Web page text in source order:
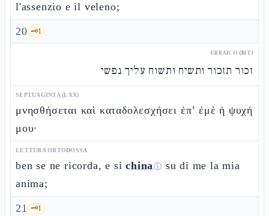
l'assenzio e il veleno;
20 🗝️1
EBRAICO (MT)
זכור תזכור ותשיח ותשוח עליך נפשי
SEPTUAGINTA (LXX)
μνησθήσεται καὶ καταδολεσχήσει ἐπ’ ἐμὲ ἡ ψυχή
μου·
LETTURA ORTODOSSA
ben se ne ricorda, e sichinaⓘ su di me la mia
anima;
21 🗝️1